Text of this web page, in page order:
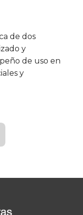
de dos
y
de uso en
y